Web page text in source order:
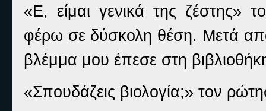
«Ε, είμαι γενικά της
φέρω σε δύσκολη θέση. Μετά
βλέμμα μου έπεσε στη
«Σπουδάζεις βιολογία;» τον